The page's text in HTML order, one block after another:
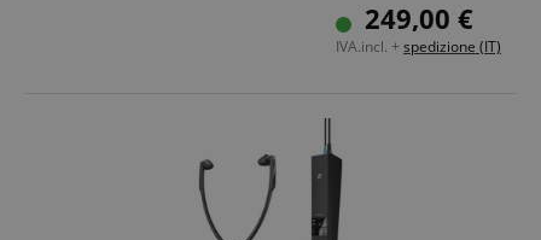
Modalità Broadcast: accoppia più cuffie via Bluetooth
Auracast con impostazioni individuali
Inclusi cavi USB/audio (analogici e digitali) e supporto
249,00 €
IVA.incl. + spedizione (IT)